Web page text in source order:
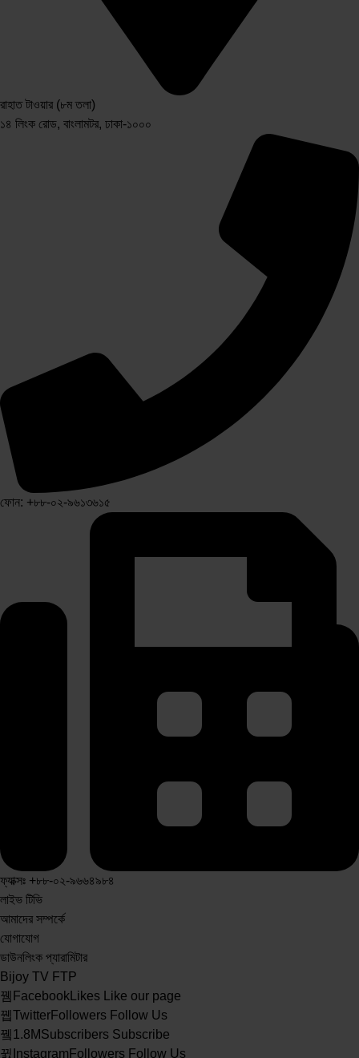
রাহাত টাওয়ার (৮ম তলা)
১৪ লিংক রোড, বাংলামটর, ঢাকা-১০০০
ফোন: +৮৮-০২-৯৬১৩৬১৫
ফ্যাক্সঃ +৮৮-০২-৯৬৬৪৯৮৪
লাইভ টিভি
আমাদের সম্পর্কে
যোগাযোগ
ডাউনলিংক প্যারামিটার
Bijoy TV FTP
Facebook Likes
Like our page
TwitterFollowers Follow Us
1.8MSubscribers Subscribe
Instagram Followers Follow Us